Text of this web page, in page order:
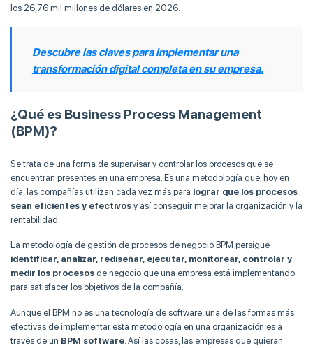
los 26,76 mil millones de dólares en 2026.
Descubre las claves para implementar una
transformación digital completa en su empresa.
¿Qué es Business Process Management
(BPM)?
Se trata de una forma de supervisar y controlar los procesos que se
encuentran presentes en una empresa. Es una metodología que, hoy en
día, las compañías utilizan cada vez más para lograr que los procesos
sean eficientes y efectivos y así conseguir mejorar la organización y la
rentabilidad.
La metodología de gestión de procesos de negocio BPM persigue
identificar, analizar, rediseñar, ejecutar, monitorear, controlar y
medir los procesos de negocio que una empresa está implementando
para satisfacer los objetivos de la compañía.
Aunque el BPM no es una tecnología de software, una de las formas más
efectivas de implementar esta metodología en una organización es a
través de un BPM software . Así las cosas, las empresas que quieran